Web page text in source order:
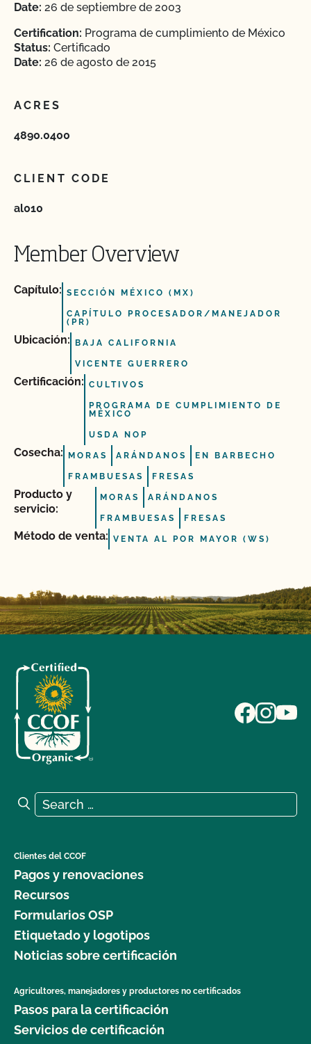
Date: 26 de septiembre de 2003
Certification: Programa de cumplimiento de México
Status: Certificado
Date: 26 de agosto de 2015
ACRES
4890.0400
CLIENT CODE
al010
Member Overview
Capítulo: SECCIÓN MÉXICO (MX)
CAPÍTULO PROCESADOR/MANEJADOR
(PR)
Ubicación: BAJA CALIFORNIA
VICENTE GUERRERO
Certificación: CULTIVOS
PROGRAMA DE CUMPLIMIENTO DE
MÉXICO
USDA NOP
Cosecha: MORAS ARÁNDANOS EN BARBECHO
FRAMBUESAS FRESAS
Producto y
servicio:
MORAS ARÁNDANOS
FRAMBUESAS FRESAS
Método de venta: VENTA AL POR MAYOR (WS)
Search for:
Search
Clientes del CCOF
Pagos y renovaciones
Recursos
Formularios OSP
Etiquetado y logotipos
Noticias sobre certificación
Agricultores, manejadores y productores no certificados
Pasos para la certificación
Servicios de certificación